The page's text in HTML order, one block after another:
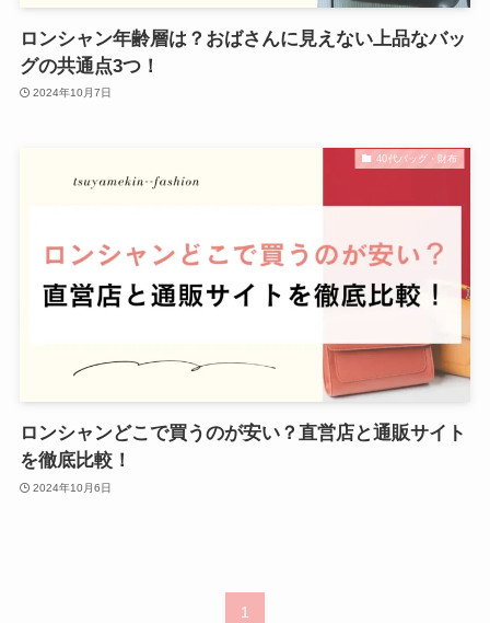
ロンシャン年齢層は？おばさんに見えない上品なバッ
グの共通点3つ！
2024年10月7日
40代バッグ・財布
ロンシャンどこで買うのが安い？直営店と通販サイト
を徹底比較！
2024年10月6日
1